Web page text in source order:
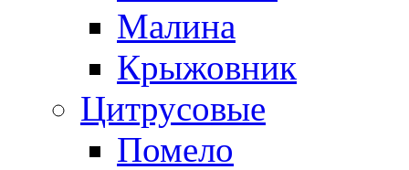
Малина
Крыжовник
Цитрусовые
Помело